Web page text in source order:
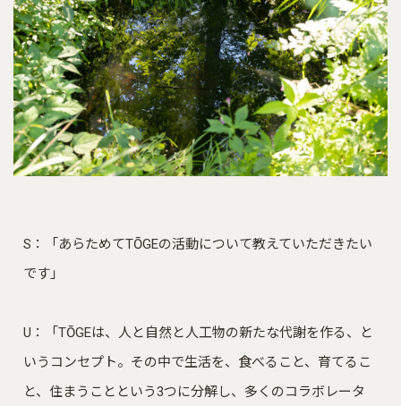
S：「あらためてTŌGEの活動について教えていただきたい
です」
U：「TŌGEは、人と自然と人工物の新たな代謝を作る、と
いうコンセプト。その中で生活を、食べること、育てるこ
と、住まうことという3つに分解し、多くのコラボレータ